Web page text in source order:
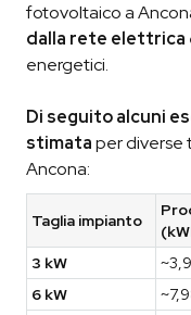
fotovoltaico a
dalla rete elettrica
energetici.
Di seguito alcuni
stimataper diverse
Ancona:
Taglia impianto
3 kW
6 kW